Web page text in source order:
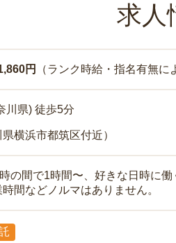
求人
円 （ランク時給・指名有無
川県) 徒歩5分
県横浜市都筑区付近）
の間で1時間〜、好きな日時に
間などノルマはありません。